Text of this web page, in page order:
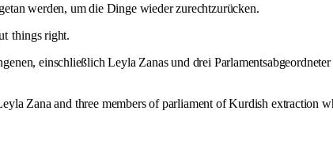
werden, um die Dinge wieder zurechtzurücken.
things right.
einschließlich Leyla Zanas und drei
Zana and three members of parliament of Kurdish extraction